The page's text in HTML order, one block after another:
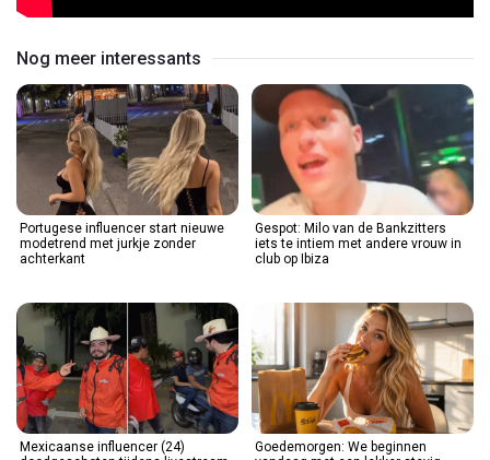
Nog meer interessants
Portugese influencer start nieuwe
modetrend met jurkje zonder
achterkant
Gespot: Milo van de Bankzitters
iets te intiem met andere vrouw in
club op Ibiza
Mexicaanse influencer (24)
Goedemorgen: We beginnen